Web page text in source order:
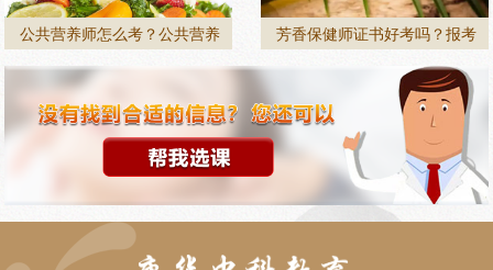
公共营养师怎么考？公共营养 芳香保健师证书好考吗？报考